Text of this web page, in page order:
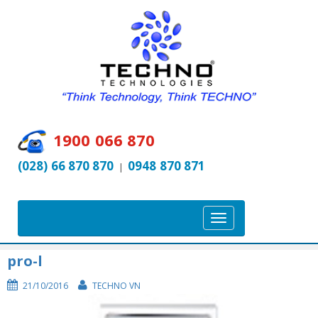
1900 066 870
(028) 66 870 870 | 0948 870 871
T
o
pro-l
21/10/2016 TECHNO VN